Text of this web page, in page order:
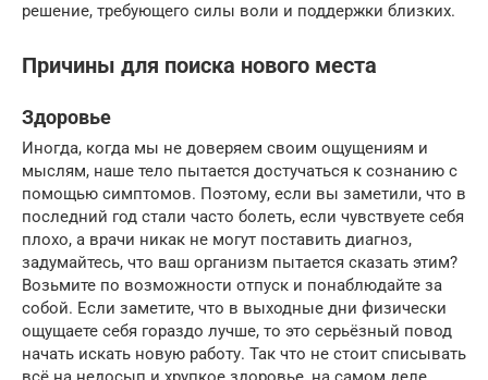
решение, требующего силы воли и поддержки близких.
Причины для поиска нового места
Здоровье
Иногда, когда мы не доверяем своим ощущениям и
мыслям, наше тело пытается достучаться к сознанию с
помощью симптомов. Поэтому, если вы заметили, что в
последний год стали часто болеть, если чувствуете себя
плохо, а врачи никак не могут поставить диагноз,
задумайтесь, что ваш организм пытается сказать этим?
Возьмите по возможности отпуск и понаблюдайте за
собой. Если заметите, что в выходные дни физически
ощущаете себя гораздо лучше, то это серьёзный повод
начать искать новую работу. Так что не стоит списывать